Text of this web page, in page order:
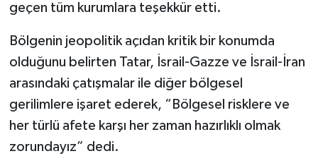
geçen tüm kurumlara teşekkür etti.
Bölgenin jeopolitik açıdan kritik bir konumda
olduğunu belirten Tatar, İsrail-Gazze ve İsrail-İran
arasındaki çatışmalar ile diğer bölgesel
gerilimlere işaret ederek, “Bölgesel risklere ve
her türlü afete karşı her zaman hazırlıklı olmak
zorundayız” dedi.